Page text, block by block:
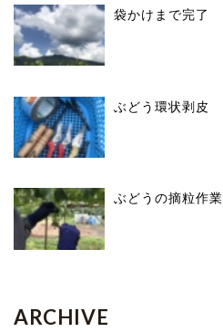
袋かけまで完了
ぶどう環状剥皮
ぶどうの摘粒作業
ARCHIVE